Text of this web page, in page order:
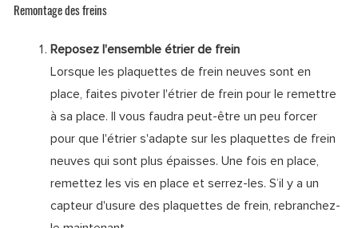
Remontage des freins
Reposez l'ensemble étrier de frein
Lorsque les plaquettes de frein neuves sont en
place, faites pivoter l'étrier de frein pour le remettre
à sa place. Il vous faudra peut-être un peu forcer
pour que l'étrier s'adapte sur les plaquettes de frein
neuves qui sont plus épaisses. Une fois en place,
remettez les vis en place et serrez-les. S’il y a un
capteur d'usure des plaquettes de frein, rebranchez-